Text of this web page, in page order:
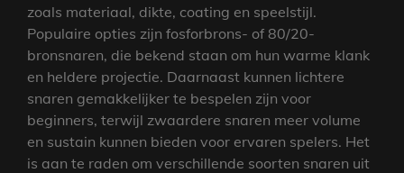
zoals materiaal, dikte, coating en speelstijl.
Populaire opties zijn fosforbrons- of 80/20-
bronsnaren, die bekend staan om hun warme klank
en heldere projectie. Daarnaast kunnen lichtere
snaren gemakkelijker te bespelen zijn voor
beginners, terwijl zwaardere snaren meer volume
en sustain kunnen bieden voor ervaren spelers. Het
is aan te raden om verschillende soorten snaren uit